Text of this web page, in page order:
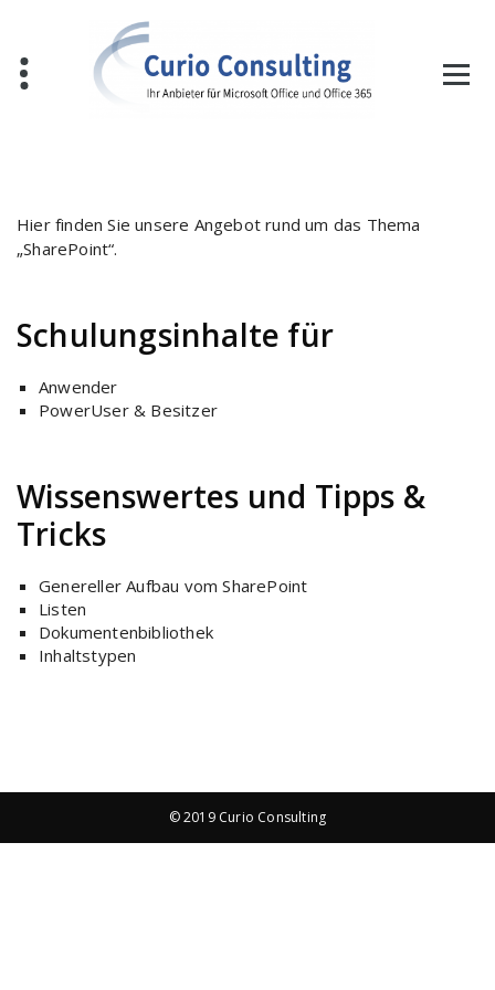
springen
Hier finden Sie unsere Angebot rund um das Thema
„SharePoint“.
Schulungsinhalte für
Anwender
PowerUser & Besitzer
Wissenswertes und Tipps &
Tricks
Genereller Aufbau vom SharePoint
Listen
Dokumentenbibliothek
Inhaltstypen
© 2019 Curio Consulting